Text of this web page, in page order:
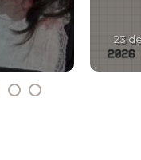
23